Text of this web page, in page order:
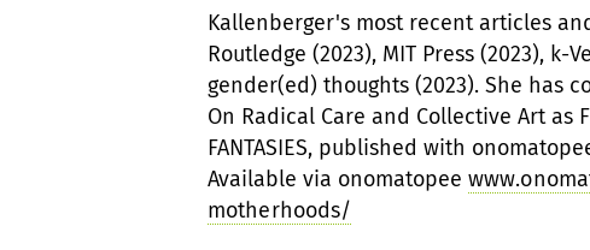
Kallenberger's most recent articles
Routledge (2023), MIT Press (2023), k-
gender(ed) thoughts (2023). She has
On Radical Care and Collective Art as
FANTASIES, published with
Available via onomatopee
motherhoods/